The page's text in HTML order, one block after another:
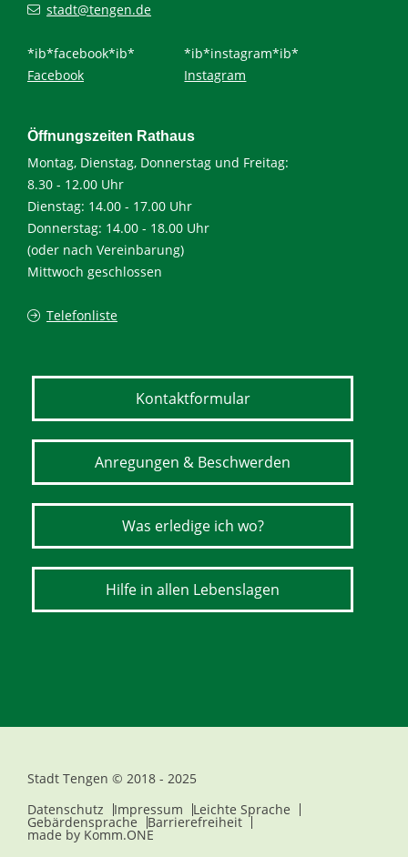
stadt@tengen.de
*ib*facebook*ib*
Facebook
*ib*instagram*ib*
Instagram
Öffnungszeiten Rathaus
Montag, Dienstag, Donnerstag und Freitag:
8.30 - 12.00 Uhr
Dienstag: 14.00 - 17.00 Uhr
Donnerstag: 14.00 - 18.00 Uhr
(oder nach Vereinbarung)
Mittwoch geschlossen
Telefonliste
Kontaktformular
Anregungen & Beschwerden
Was erledige ich wo?
Hilfe in allen Lebenslagen
Stadt Tengen © 2018 - 2025
Datenschutz
Impressum Leichte Sprache
Gebärdensprache Barrierefreiheit
made by Komm.ONE